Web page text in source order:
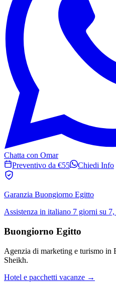
Chatta con Omar
Preventivo da €55
Chiedi Info
Garanzia Buongiorno Egitto
Assistenza in italiano 7 giorni su
Buongiorno Egitto
Agenzia di marketing e turismo in
Sheikh.
Hotel e pacchetti vacanze →